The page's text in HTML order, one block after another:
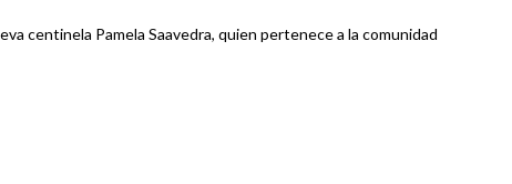
centinela Pamela Saavedra, quien pertenece a la comunidad